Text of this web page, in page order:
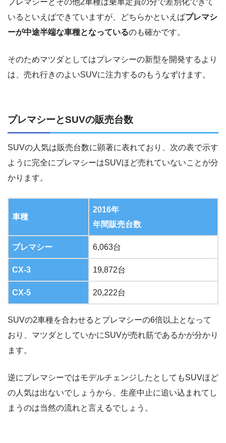
プレマシーとその他2車種は乗車定員の分で差別化できて
いるといえばできていますが、どちらかといえばプレマシ
ーが中途半端な車種となっているのも確かです。
そのためマツダとしてはプレマシーの新型を開発するより
は、売れ行きのよいSUVに注力するのもうなずけます。
プレマシーとSUVの販売台数
SUVの人気は販売台数に顕著に表れており、次の表で示す
ように完全にプレマシーはSUVほど売れていないことが分
かります。
車種
2016年
年間販売台数
プレマシー 6,063台
CX-3 19,872台
CX-5 20,222台
SUVの2車種を合わせるとプレマシーの6倍以上となって
おり、マツダとしていかにSUVが売れ筋であるかが分かり
ます。
逆にプレマシーではモデルチェンジしたとしてもSUVほど
の人気は出ないでしょうから、生産中止に追い込まれてし
まうのは当然の流れと言えるでしょう。